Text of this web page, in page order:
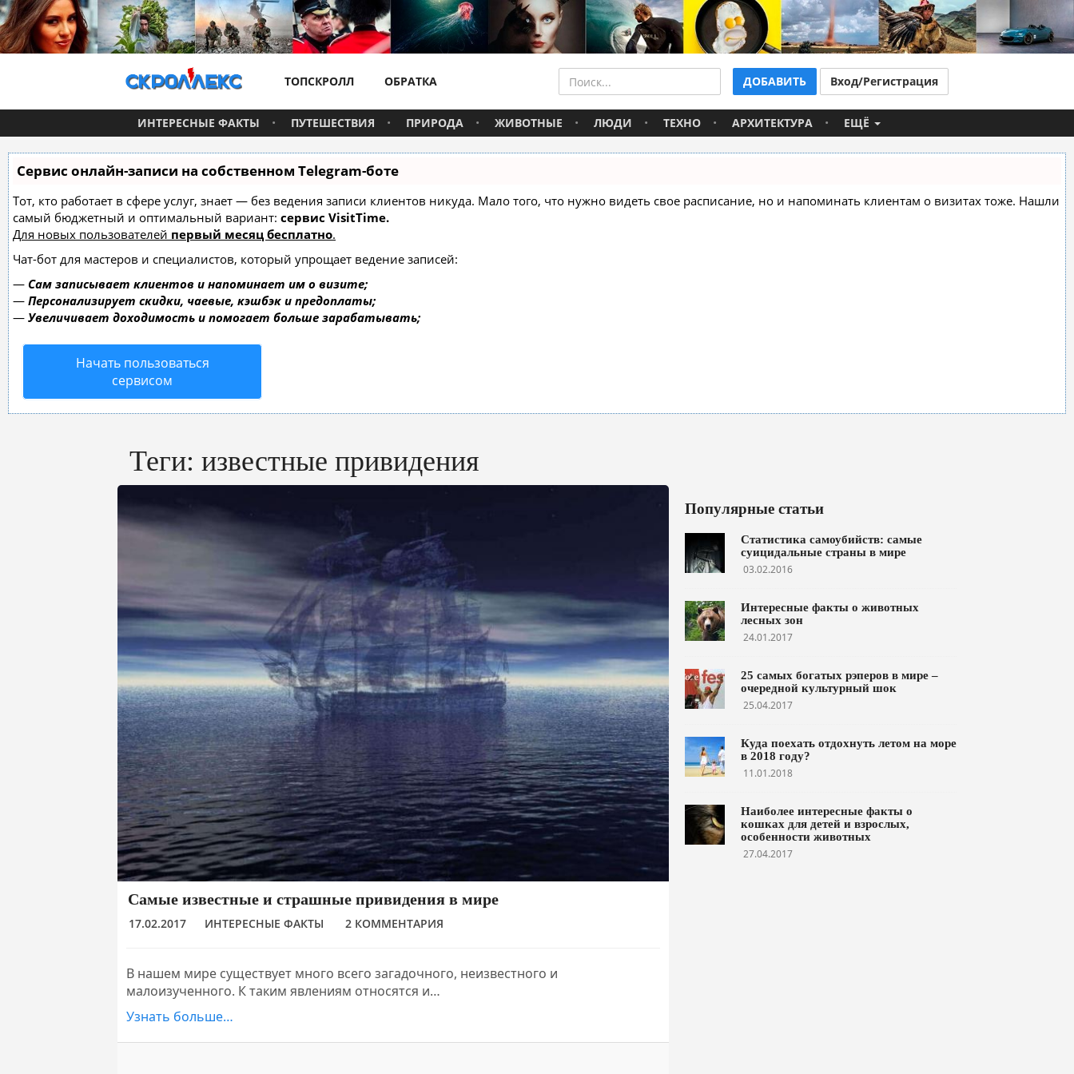
ДОБАВИТЬ Вход/Регистрация
ТОПСКРОЛЛ ОБРАТКА
ИНТЕРЕСНЫЕ ФАКТЫ ПУТЕШЕСТВИЯ ПРИРОДА ЖИВОТНЫЕ ЛЮДИ ТЕХНО АРХИТЕКТУРА ЕЩЁ
Сервис онлайн-записи на собственном Telegram-боте
Тот, кто работает в сфере услуг, знает — без ведения записи клиентов никуда. Мало того, что нужно видеть свое расписание, но и напоминать клиентам о визитах тоже. Нашли
самый бюджетный и оптимальный вариант: сервис VisitTime.
Для новых пользователей первый месяц бесплатно.
Чат-бот для мастеров и специалистов, который упрощает ведение записей:
— Сам записывает клиентов и напоминает им о визите;
— Персонализирует скидки, чаевые, кэшбэк и предоплаты;
— Увеличивает доходимость и помогает больше зарабатывать;
Начать пользоваться
сервисом
Теги: известные привидения
Самые известные и страшные привидения в мире
17.02.2017 ИНТЕРЕСНЫЕ ФАКТЫ 2 КОММЕНТАРИЯ
В нашем мире существует много всего загадочного, неизвестного и
малоизученного. К таким явлениям относятся и…
Узнать больше…
Популярные статьи
Статистика самоубийств: самые
суицидальные страны в мире
03.02.2016
Интересные факты о животных
лесных зон
24.01.2017
25 самых богатых рэперов в мире –
очередной культурный шок
25.04.2017
Куда поехать отдохнуть летом на море
в 2018 году?
11.01.2018
Наиболее интересные факты о
кошках для детей и взрослых,
особенности животных
27.04.2017